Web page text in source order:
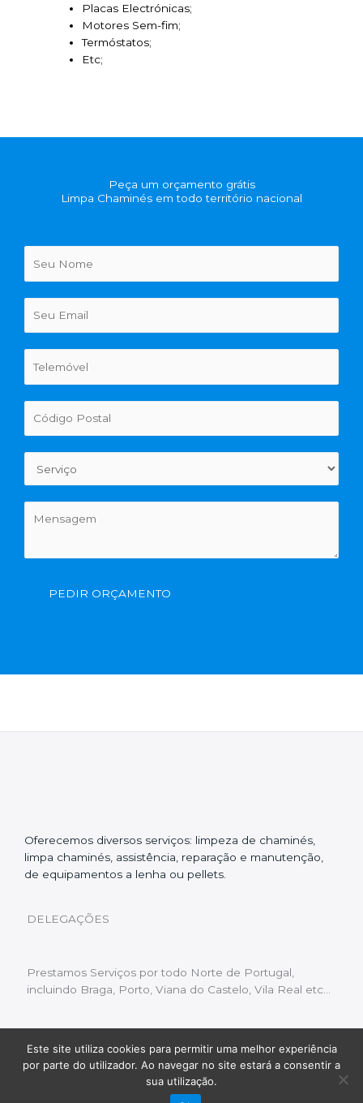
Placas Electrónicas;
Motores Sem-fim;
Termóstatos;
Etc;
Peça um orçamento grátis
Limpa Chaminés em todo território nacional
PEDIR ORÇAMENTO
Oferecemos diversos serviços: limpeza de chaminés,
limpa chaminés, assistência, reparação e manutenção,
de equipamentos a lenha ou pellets.
DELEGAÇÕES
Prestamos Serviços por todo Norte de Portugal,
incluindo Braga, Porto, Viana do Castelo, Vila Real etc…
Livro de Reclamações | Política de Privacidade
Copyright © 2022 Limpeza Chaminés | Desenvolvido
Fluxo Digital – a inovar a web
Este site utiliza cookies para permitir uma melhor experiência
por parte do utilizador. Ao navegar no site estará a consentir a
sua utilização.